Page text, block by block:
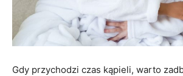
Gdy przychodzi czas kąpieli, warto